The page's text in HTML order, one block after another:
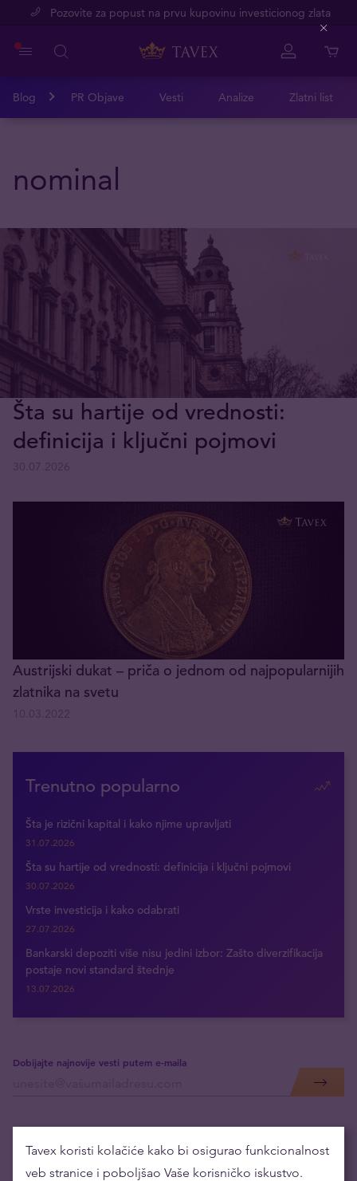
Pozovite za popust na prvu kupovinu investicionog zlata
Blog PR Objave Vesti Analize Zlatni list
nominal
Šta su hartije od vrednosti:
definicija i ključni pojmovi
Austrijski dukat – priča o jednom od najpopularnijih
zlatnika na svetu
Trenutno popularno
Šta je rizični kapital i kako njime upravljati
31.07.2026
Šta su hartije od vrednosti: definicija i ključni pojmovi
30.07.2026
Vrste investicija i kako odabrati
27.07.2026
Bankarski depoziti više nisu jedini izbor: Zašto diverzifikacija
postaje novi standard štednje
13.07.2026
Dobijajte najnovije vesti putem e-maila
Tavex koristi kolačiće kako bi osigurao funkcionalnost
veb stranice i poboljšao Vaše korisničko iskustvo.
Close